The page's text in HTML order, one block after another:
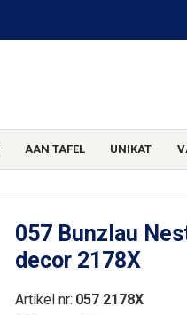
AAN TAFEL UNIKAT
057 Bunzlau
decor 2178X
Artikel nr: 057 2178X